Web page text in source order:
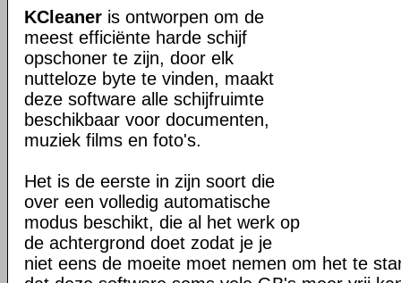
KCleaner is ontworpen om de
meest efficiënte harde schijf
opschoner te zijn, door elk
nutteloze byte te vinden, maakt
deze software alle schijfruimte
beschikbaar voor documenten,
muziek films en foto's.
Het is de eerste in zijn soort die
over een volledig automatische
modus beschikt, die al het werk op
de achtergrond doet zodat je je
niet eens de moeite moet nemen om het te